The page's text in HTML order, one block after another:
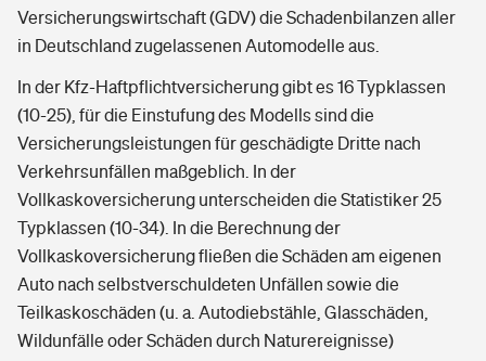
Versicherungswirtschaft (GDV) die Schadenbilanzen aller
in Deutschland zugelassenen Automodelle aus.
In der Kfz-Haftpflichtversicherung gibt es 16 Typklassen
(10-25), für die Einstufung des Modells sind die
Versicherungsleistungen für geschädigte Dritte nach
Verkehrsunfällen maßgeblich. In der
Vollkaskoversicherung unterscheiden die Statistiker 25
Typklassen (10-34). In die Berechnung der
Vollkaskoversicherung fließen die Schäden am eigenen
Auto nach selbstverschuldeten Unfällen sowie die
Teilkaskoschäden (u. a. Autodiebstähle, Glasschäden,
Wildunfälle oder Schäden durch Naturereignisse)